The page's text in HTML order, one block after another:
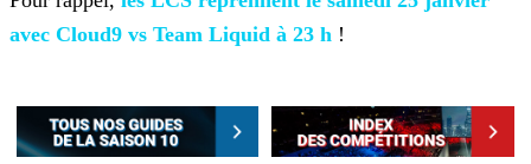
avec Cloud9 vs Team Liquid à 23 h !